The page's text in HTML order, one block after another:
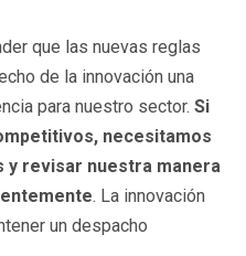
que las nuevas reglas
de la innovación una
para nuestro sector. Si
necesitamos
revisar nuestra manera
. La innovación
un despacho